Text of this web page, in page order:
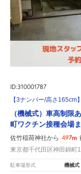
ID:310001787
【3ナンバー/高さ165cm
（機械式）車高制
町ワクチン接種会場
佐竹稲荷神社から 497m
東京都千代田区神田錦町
駐車場形式 機械式